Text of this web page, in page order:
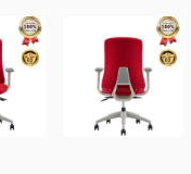
TP.HCM
Thứ 2 đến Chủ Nhật)